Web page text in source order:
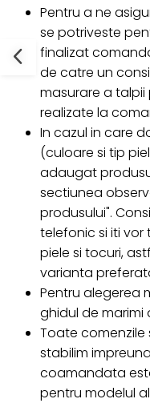
Pentru a ne
se potriveste
finalizat
de catre un
masurare a talpii
realizate la
In cazul in care
(culoare si tip
adaugat
sectiunea
produsului".
telefonic si iti vor
piele si tocuri,
varianta
Pentru alegerea
ghidul de marimi
Toate comenzile
stabilim
coamandata
pentru modelul